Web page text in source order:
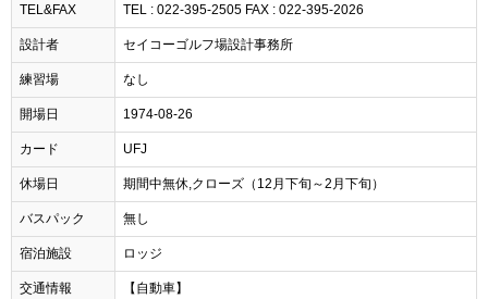
TEL&FAX TEL : 022-395-2505 FAX : 022-395-2026
設計者 セイコーゴルフ場設計事務所
練習場 なし
開場日 1974-08-26
カード UFJ
休場日 期間中無休,クローズ（12月下旬～2月下旬）
バスパック 無し
宿泊施設 ロッジ
交通情報
【自動車】